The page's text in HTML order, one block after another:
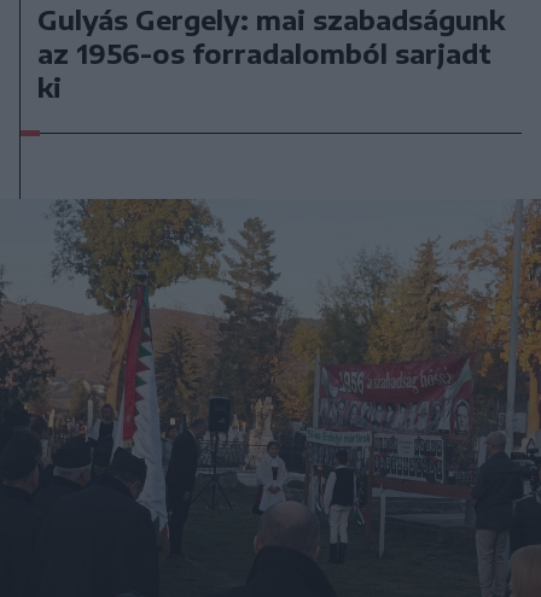
Gulyás Gergely: mai szabadságunk
az 1956-os forradalomból sarjadt
ki